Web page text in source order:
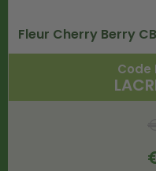
Fleur Cherry Berry
Code